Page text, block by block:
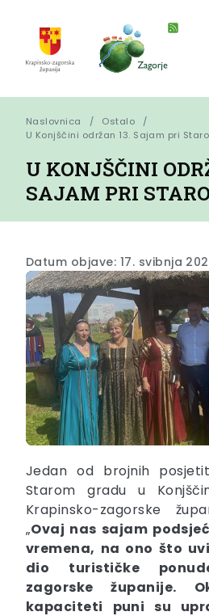
Naslovnica
Ostalo
U Konjščini održan 13. Sajam pri
U KONJŠČINI
SAJAM PRI
Datum objave: 17. svibnja
Jedan od brojnih
Starom gradu u
Krapinsko-zagorske
„Ovaj nas sajam
vremena, na ono što
dio turističke
zagorske županije.
kapaciteti puni su